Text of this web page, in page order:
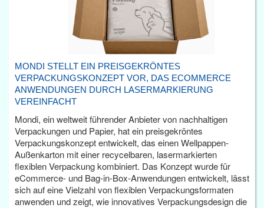
MONDI STELLT EIN PREISGEKRÖNTES
VERPACKUNGSKONZEPT VOR, DAS ECOMMERCE
ANWENDUNGEN DURCH LASERMARKIERUNG
VEREINFACHT
Mondi, ein weltweit führender Anbieter von nachhaltigen
Verpackungen und Papier, hat ein preisgekröntes
Verpackungskonzept entwickelt, das einen Wellpappen-
Außenkarton mit einer recycelbaren, lasermarkierten
flexiblen Verpackung kombiniert. Das Konzept wurde für
eCommerce- und Bag-in-Box-Anwendungen entwickelt, lässt
sich auf eine Vielzahl von flexiblen Verpackungsformaten
anwenden und zeigt, wie innovatives Verpackungsdesign die